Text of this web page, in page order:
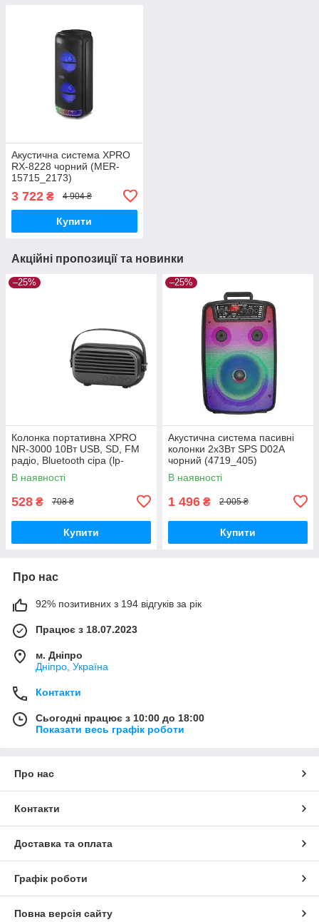
Акустична система XPRO
RX-8228 чорний (MER-
15715_2173)
3 722 ₴ 4 904 ₴
Купити
Акційні пропозиції та новинки
–25%
Колонка портативна XPRO
NR-3000 10Вт USB, SD, FM
радіо, Bluetooth сіра (lp-
88785)
В наявності
528 ₴ 708 ₴
Купити
–25%
Акустична система пасивні
колонки 2х3Вт SPS D02A
чорний (4719_405)
В наявності
1 496 ₴ 2 005 ₴
Купити
Про нас
92% позитивних з 194 відгуків за рік
Працює з 18.07.2023
м. Дніпро
Дніпро, Україна
Контакти
Сьогодні працює з 10:00 до 18:00
Показати весь графік роботи
Про нас
Контакти
Доставка та оплата
Графік роботи
Повна версія сайту